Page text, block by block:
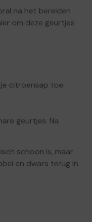
na het bereiden
om deze geurtjes
citroensap toe.
geurtjes. Na
schoon is, maar
en dwars terug in